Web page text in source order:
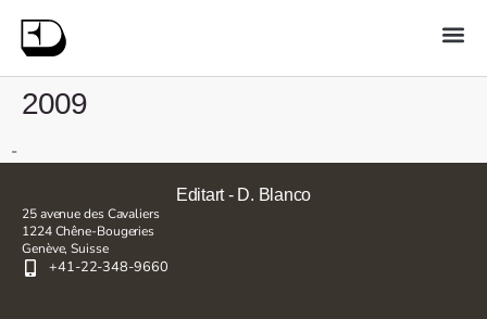
2009
-
Editart - D. Blanco
25 avenue des Cavaliers
1224 Chêne-Bougeries
Genève, Suisse
+41-22-348-9660